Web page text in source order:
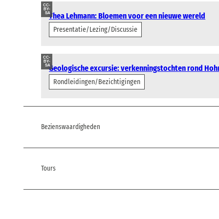
CC-
BY-
SAThea Lehmann: Bloemen voor een nieuwe wereld
Presentatie/Lezing/Discussie
CC-
BY-
SAGeologische excursie: verkenningstochten rond
Rondleidingen/Bezichtigingen
Bezienswaardigheden
Tours